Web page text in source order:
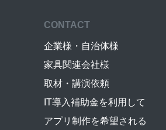
CONTACT
企業様・自治体様
家具関連会社様
取材・講演依頼
IT導入補助金を利用して
アプリ制作を希望される